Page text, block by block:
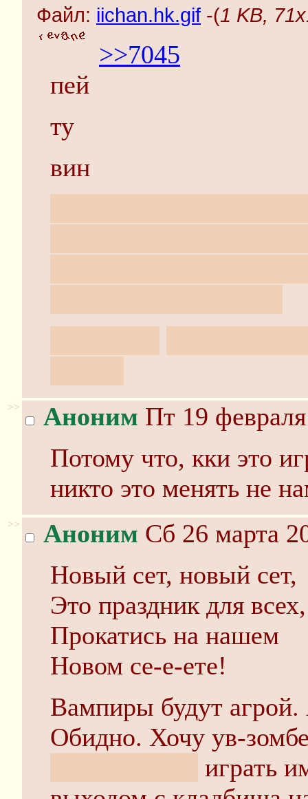
Файл: iichan.hk.gif -(1 KB,
>>7045
пей
ту
вин
>> Аноним Пт 19
Потому что, кки это
никто это менять не
>> Аноним Сб 26 марта
Новый сет, новый сет,
Это праздник для всех,
Прокатись на нашем
Новом се-е-ете!
Вампиры будут агрой.
Обидно. Хочу ув-
играть